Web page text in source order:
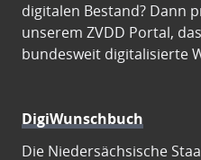
digitalen Bestand? Dann
unserem ZVDD Portal,
bundesweit digitalisierte
DigiWunschbuch
Die Niedersächsische